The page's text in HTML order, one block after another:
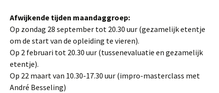
Afwijkende tijden maandaggroep:
Op zondag 28 september tot 20.30 uur (gezamelijk etentje
om de start van de opleiding te vieren).
Op 2 februari tot 20.30 uur (tussenevaluatie en gezamelijk
etentje).
Op 22 maart van 10.30-17.30 uur (impro-masterclass met
André Besseling)